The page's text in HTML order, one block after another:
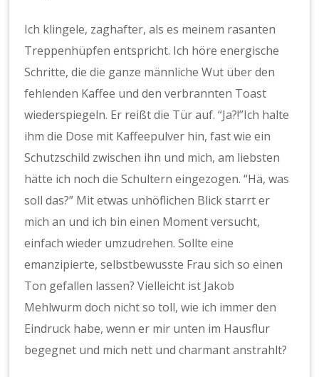
Ich klingele, zaghafter, als es meinem rasanten
Treppenhüpfen entspricht. Ich höre energische
Schritte, die die ganze männliche Wut über den
fehlenden Kaffee und den verbrannten Toast
wiederspiegeln. Er reißt die Tür auf. “Ja?!”Ich halte
ihm die Dose mit Kaffeepulver hin, fast wie ein
Schutzschild zwischen ihn und mich, am liebsten
hätte ich noch die Schultern eingezogen. “Hä, was
soll das?” Mit etwas unhöflichen Blick starrt er
mich an und ich bin einen Moment versucht,
einfach wieder umzudrehen. Sollte eine
emanzipierte, selbstbewusste Frau sich so einen
Ton gefallen lassen? Vielleicht ist Jakob
Mehlwurm doch nicht so toll, wie ich immer den
Eindruck habe, wenn er mir unten im Hausflur
begegnet und mich nett und charmant anstrahlt?